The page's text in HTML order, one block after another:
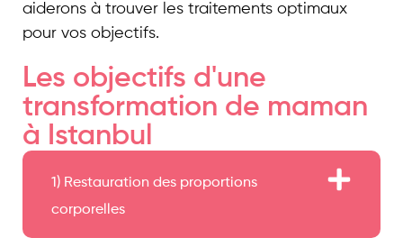
aiderons à trouver les traitements optimaux
pour vos objectifs.
Les objectifs d'une
transformation de maman
à Istanbul
1) Restauration des proportions
corporelles